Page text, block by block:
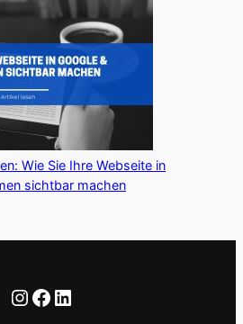
Wie Sie Ihre Webseite in
sichtbar machen
Instagram Facebook LinkedIn